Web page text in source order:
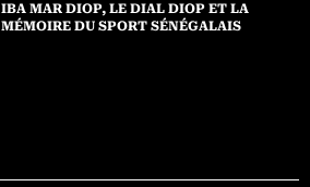
IBA MAR DIOP, LE DIAL DIOP ET LA
MÉMOIRE DU SPORT SÉNÉGALAIS